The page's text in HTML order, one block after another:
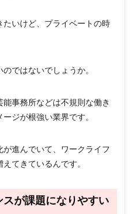
たいけど、プライベートの時
ではないでしょうか。
事務所などは不規則な働き
ジが根強い業界です。
進んでいて、ワークライフ
てきているんです。
が課題になりやすい